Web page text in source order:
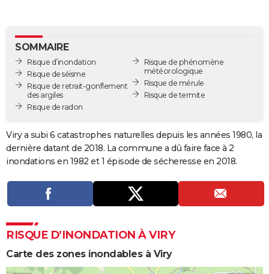
GUIDES D'ACHAT
BONS PLANS
CARTE DE VOEUX
Carte de Noël
Carte Bonne année
Carte Saint-Valentin
Carte Pâques
Carte d'anniversaire
DICTIONNAIRE
Dictionnaire
Biographies
Citations
Expressions
Proverbes
PROGRAMME TV
COPAINS D'AVANT
S'inscrire
Se connecter
Lycées
Collèges
Primaires
Universités
Entreprises
Service militaire
Avis de recherche
AVIS DE DÉCÈS
FORUM
Bricolage
Lifestyle
Culture
Sport
Auto
Television
Voyage
Cinema
SOMMAIRE
Risque d’inondation
Risque de séisme
Risque de retrait-gonflement
des argiles
Risque de radon
Risque de phénomène
météorologique
Risque de mérule
Risque de termite
Viry a subi 6 catastrophes naturelles depuis les années 1980, la
dernière datant de 2018. La commune a dû faire face à 2
inondations en 1982 et 1 épisode de sécheresse en 2018.
RISQUE D’INONDATION À VIRY
Carte des zones inondables à Viry